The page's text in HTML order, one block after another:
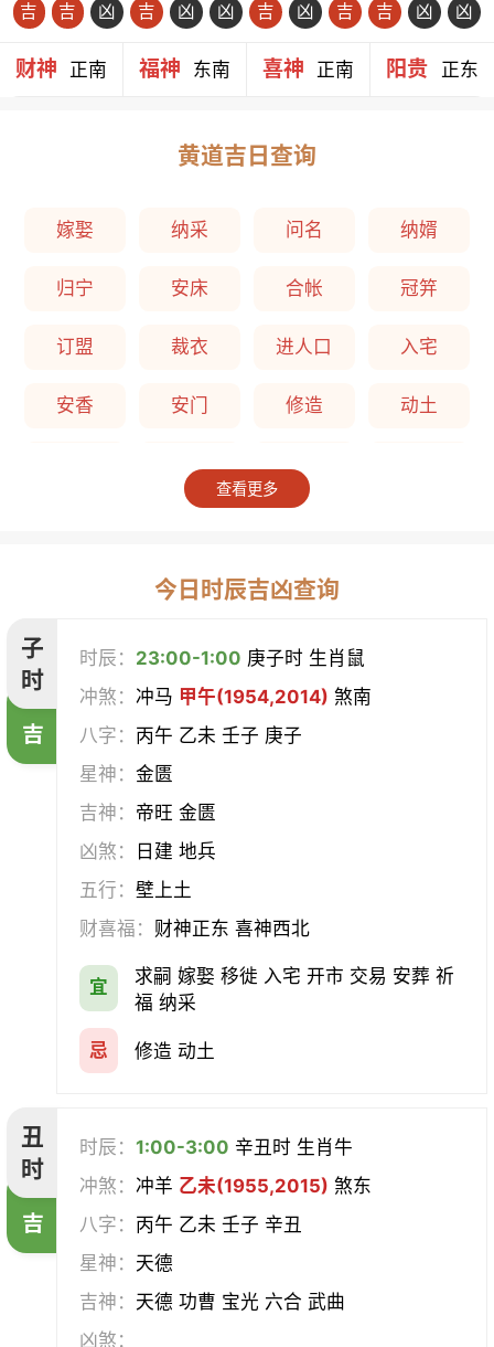
吉 吉 凶 吉 凶 凶 吉 凶 吉 吉 凶 凶
财神 正南 福神 东南 喜神 正南 阳贵 正东
黄道吉日查询
嫁娶 纳采 问名 纳婿
归宁 安床 合帐 冠笄
订盟 裁衣 进人口 入宅
安香 安门 修造 动土
平治道涂 造桥
造仓 修饰垣墙 造船
造畜稠 盖屋
经络 酝酿 造车器
赴任 立券 置产 出货财
祭祀 祈福
移徙 分居 出火
放水
查看更多
今日时辰吉凶查询
子
时
吉
时辰： 23:00-1:00 庚子时 生肖鼠
冲煞：冲马 甲午(1954,2014) 煞南
八字： 丙午 乙未 壬子 庚子
星神：金匮
吉神： 帝旺 金匮
凶煞：
日建 地兵
五行：壁上土
财喜福： 财神正东 喜神西北
宜
求嗣 嫁娶 移徙 入宅 开市 交易 安葬 祈
福 纳采
忌 修造 动土
丑
时
吉
时辰：1:00-3:00 辛丑时 生肖牛
冲煞：冲羊 乙未(1955,2015) 煞东
八字： 丙午 乙未 壬子 辛丑
星神： 天德
吉神： 天德 功曹 宝光 六合 武曲
凶煞：